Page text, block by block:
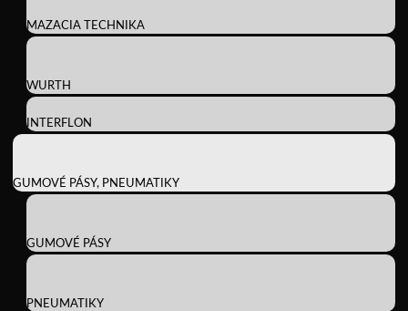
MAZACIA TECHNIKA
WURTH
INTERFLON
GUMOVÉ PÁSY, PNEUMATIKY
GUMOVÉ PÁSY
PNEUMATIKY